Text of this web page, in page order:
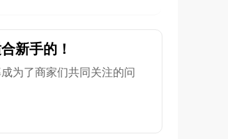
新手的！
为了商家们共同关注的问